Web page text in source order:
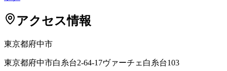
アクセス情報
東京都府中市
東京都府中市白糸台2-64-17ヴァーチェ白糸台103